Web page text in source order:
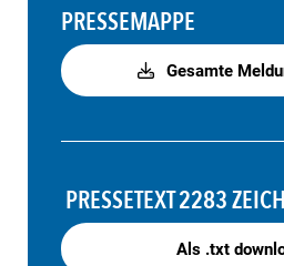
PRESSEMAPPE
Gesamte
PRESSETEXT2283
Als .txt